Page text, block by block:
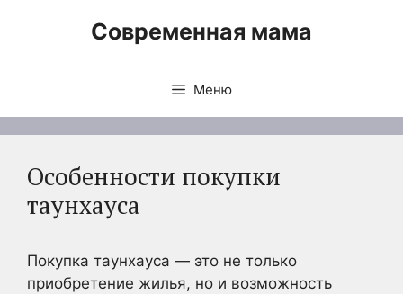
Современная мама
Меню
Особенности покупки
таунхауса
Покупка таунхауса — это не только
приобретение жилья, но и возможность